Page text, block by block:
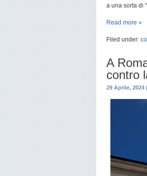
a una sorta di “
Read more »
Filed under:
A
contro
29 Aprile, 2024